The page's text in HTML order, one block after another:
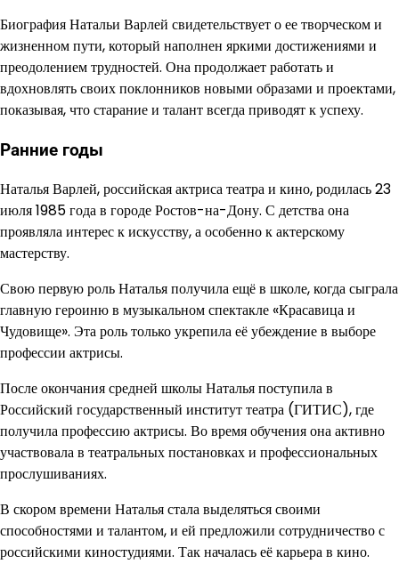
Биография Натальи Варлей свидетельствует о ее творческом и
жизненном пути, который наполнен яркими достижениями и
преодолением трудностей. Она продолжает работать и
вдохновлять своих поклонников новыми образами и проектами,
показывая, что старание и талант всегда приводят к успеху.
Ранние годы
Наталья Варлей, российская актриса театра и кино, родилась 23
июля 1985 года в городе Ростов-на-Дону. С детства она
проявляла интерес к искусству, а особенно к актерскому
мастерству.
Свою первую роль Наталья получила ещё в школе, когда сыграла
главную героиню в музыкальном спектакле «Красавица и
Чудовище». Эта роль только укрепила её убеждение в выборе
профессии актрисы.
После окончания средней школы Наталья поступила в
Российский государственный институт театра (ГИТИС), где
получила профессию актрисы. Во время обучения она активно
участвовала в театральных постановках и профессиональных
прослушиваниях.
В скором времени Наталья стала выделяться своими
способностями и талантом, и ей предложили сотрудничество с
российскими киностудиями. Так началась её карьера в кино.